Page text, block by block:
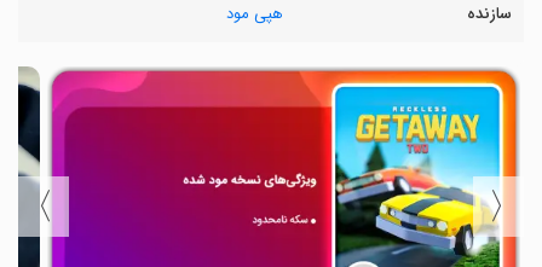
سازنده هپی مود
〈
〉